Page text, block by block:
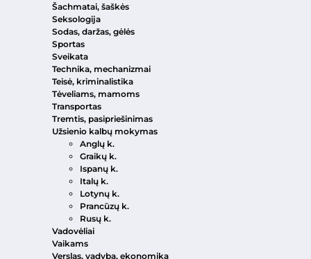
Šachmatai, šaškės
Seksologija
Sodas, daržas, gėlės
Sportas
Sveikata
Technika, mechanizmai
Teisė, kriminalistika
Tėveliams, mamoms
Transportas
Tremtis, pasipriešinimas
Užsienio kalbų mokymas
Anglų k.
Graikų k.
Ispanų k.
Italų k.
Lotynų k.
Prancūzų k.
Rusų k.
Vadovėliai
Vaikams
Verslas, vadyba, ekonomika